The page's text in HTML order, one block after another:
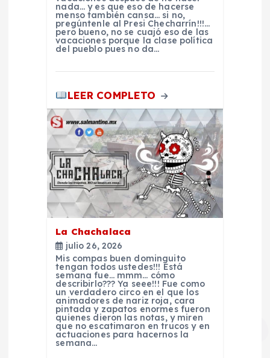
nada… y es que eso de hacerse
menso también cansa… si no,
pregúntenle al Presi Checharrín!!!…
pero bueno, no se cuajó eso de las
vacaciones porque la clase política
del pueblo pues no da…
LEER COMPLETO
La Chachalaca
julio 26, 2026
Mis compas buen dominguito
tengan todos ustedes!!! Está
semana fue… mmm… cómo
describirlo??? Ya seee!!! Fue como
un verdadero circo en el que los
animadores de nariz roja, cara
pintada y zapatos enormes fueron
quienes dieron las notas, y miren
que no escatimaron en trucos y en
actuaciones para hacernos la
semana…